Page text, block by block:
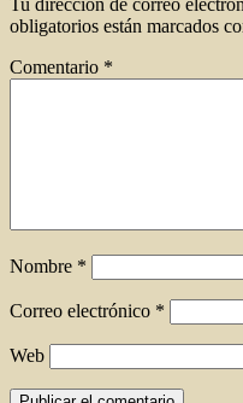
Tu dirección de correo
obligatorios están marcados
Comentario *
Nombre *
Correo electrónico *
Web